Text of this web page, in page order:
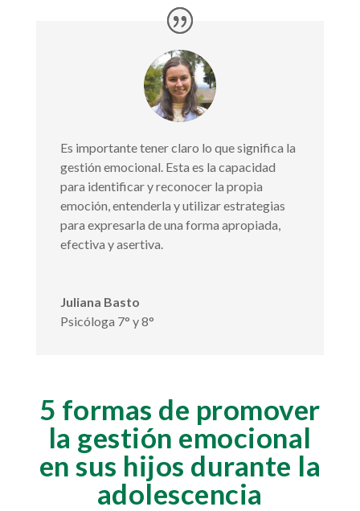
Es importante tener claro lo que significa la
gestión emocional. Esta es la capacidad
para identificar y reconocer la propia
emoción, entenderla y utilizar estrategias
para expresarla de una forma apropiada,
efectiva y asertiva.
Juliana Basto
Psicóloga 7° y 8°
5 formas de promover
la gestión emocional
en sus hijos durante la
adolescencia